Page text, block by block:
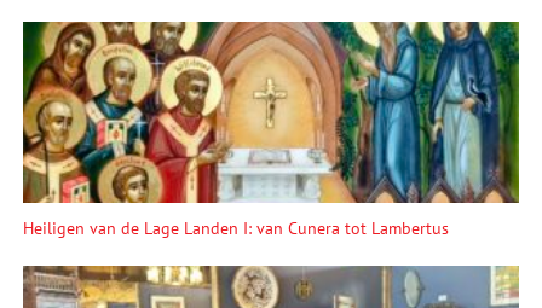
Heiligen van de Lage Landen I: van Cunera tot Lambertus